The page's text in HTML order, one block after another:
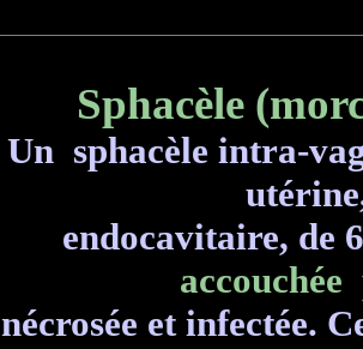
Sphacèle
Un sphacèle intra-
endocavitaire, de
nécrosée et infectée.